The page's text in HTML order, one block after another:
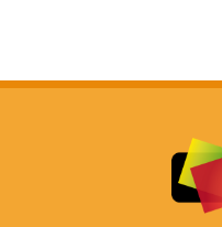
Lo fautulh deu